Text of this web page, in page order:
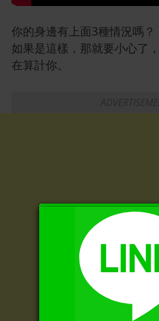
你的身邊有上面3種情況嗎？
如果是這樣，那就要小心了
在算計你。